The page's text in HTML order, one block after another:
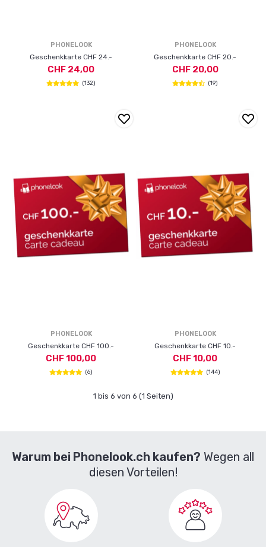
PHONELOOK
Geschenkkarte CHF 24.-
CHF 24,00
(132)
PHONELOOK
Geschenkkarte CHF 20.-
CHF 20,00
(19)
PHONELOOK
Geschenkkarte CHF 100.-
CHF 100,00
(6)
PHONELOOK
Geschenkkarte CHF 10.-
CHF 10,00
(144)
1 bis 6 von 6 (1 Seiten)
Warum bei Phonelook.ch kaufen? Wegen all
diesen Vorteilen!